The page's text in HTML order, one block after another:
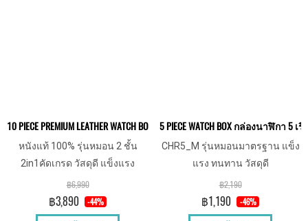
10 PIECE PREMIUM LEATHER WATCH BOX กล่องนาฬิกาหนังแท้ 10 เรือน หมอน
หนังแท้ 100% รุ่นหมอน 2 ชั้น
2in1คัดเกรด วัสดุดี แข็งแรง
ทนทาน
฿6,990
฿3,890 -44%
5 PIECE WATCH BOX กล่องนาฬิกา
CHR5_M รุ่นหมอนมาตรฐาน แข็ง
แรง ทนทาน วัสดุดี
฿2,190
฿1,190 -46%